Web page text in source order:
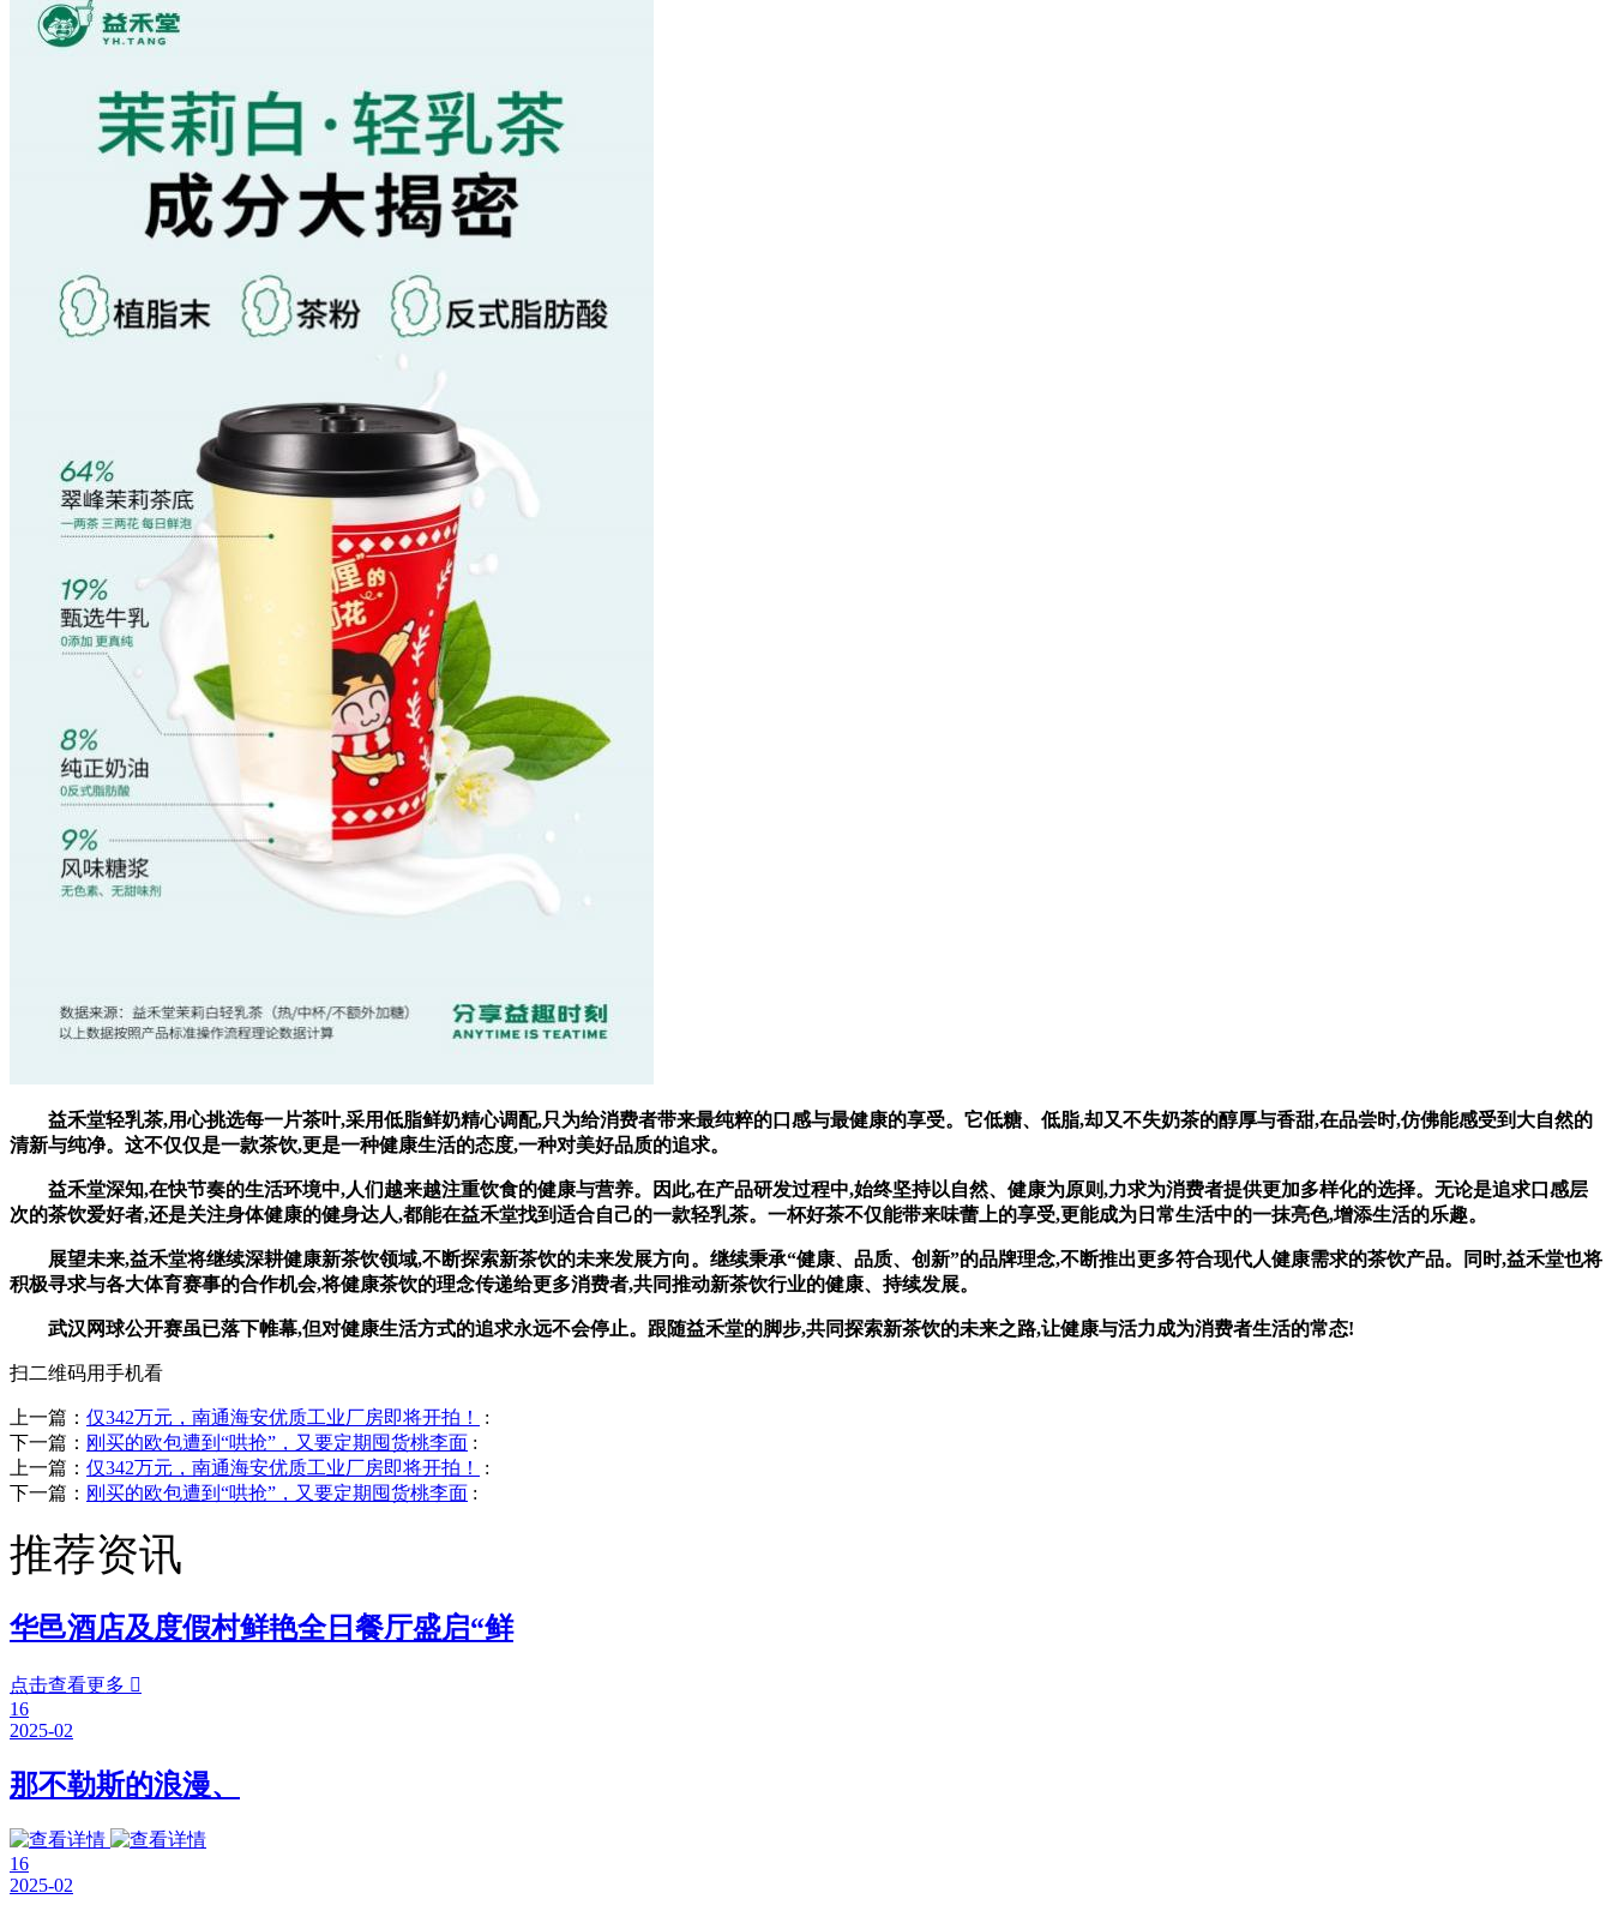
益禾堂轻乳茶,用心挑选每一片茶叶,采用低脂鲜奶精心调配,只为给消费者带来最纯粹的口感与最健康的享受。它低糖、低脂,却又不失奶茶的醇厚与香甜,在品尝时,仿佛能感受到大自然的
清新与纯净。这不仅仅是一款茶饮,更是一种健康生活的态度,一种对美好品质的追求。
益禾堂深知,在快节奏的生活环境中,人们越来越注重饮食的健康与营养。因此,在产品研发过程中,始终坚持以自然、健康为原则,力求为消费者提供更加多样化的选择。无论是追求口感层
次的茶饮爱好者,还是关注身体健康的健身达人,都能在益禾堂找到适合自己的一款轻乳茶。一杯好茶不仅能带来味蕾上的享受,更能成为日常生活中的一抹亮色,增添生活的乐趣。
展望未来,益禾堂将继续深耕健康新茶饮领域,不断探索新茶饮的未来发展方向。继续秉承“健康、品质、创新”的品牌理念,不断推出更多符合现代人健康需求的茶饮产品。同时,益禾堂也将
积极寻求与各大体育赛事的合作机会,将健康茶饮的理念传递给更多消费者,共同推动新茶饮行业的健康、持续发展。
武汉网球公开赛虽已落下帷幕,但对健康生活方式的追求永远不会停止。跟随益禾堂的脚步,共同探索新茶饮的未来之路,让健康与活力成为消费者生活的常态!
扫二维码用手机看
上一篇： 仅342万元，南通海安优质工业厂房即将开拍！
:
下一篇： 刚买的欧包遭到“哄抢”，又要定期囤货桃李面 :
上一篇： 仅342万元，南通海安优质工业厂房即将开拍！
:
下一篇： 刚买的欧包遭到“哄抢”，又要定期囤货桃李面 :
推荐资讯
华邑酒店及度假村鲜艳全日餐厅盛启“鲜
点击查看更多 
16
2025-02
那不勒斯的浪漫、
16
2025-02